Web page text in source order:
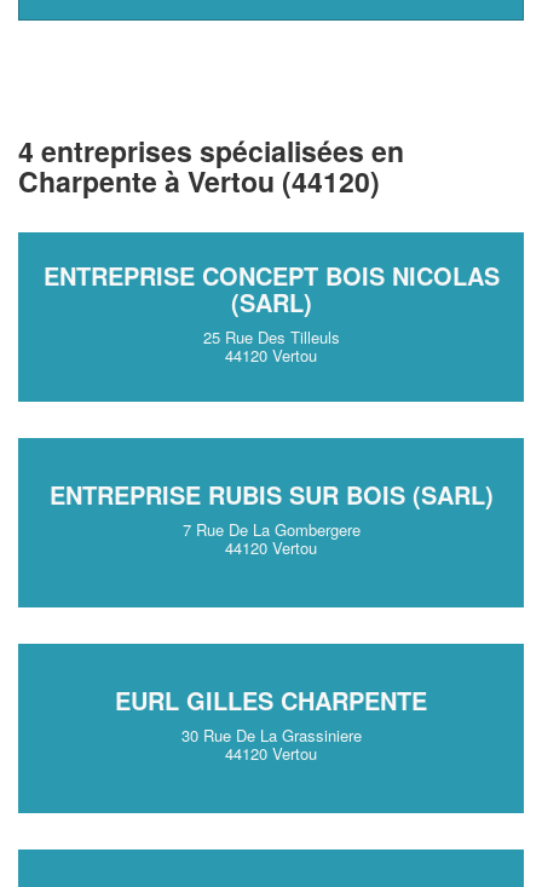
4 entreprises spécialisées en
Charpente à Vertou (44120)
ENTREPRISE CONCEPT BOIS NICOLAS
(SARL)
25 Rue Des Tilleuls
44120 Vertou
ENTREPRISE RUBIS SUR BOIS (SARL)
7 Rue De La Gombergere
44120 Vertou
EURL GILLES CHARPENTE
30 Rue De La Grassiniere
44120 Vertou